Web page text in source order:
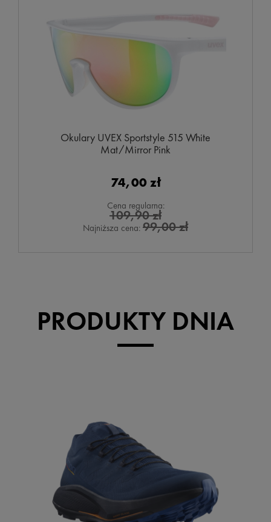
Okulary UVEX Sportstyle 515 White
Mat/Mirror Pink
74,00 zł
Cena regularna:
109,90 zł
Najniższa cena: 99,00 zł
PRODUKTY DNIA